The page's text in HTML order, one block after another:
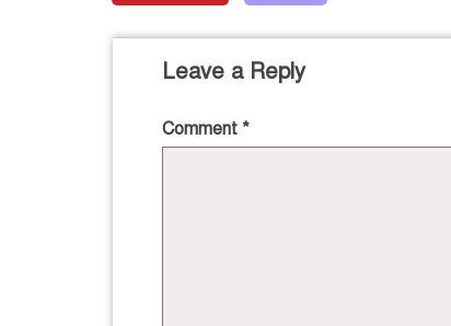
Leave a Reply
Comment *